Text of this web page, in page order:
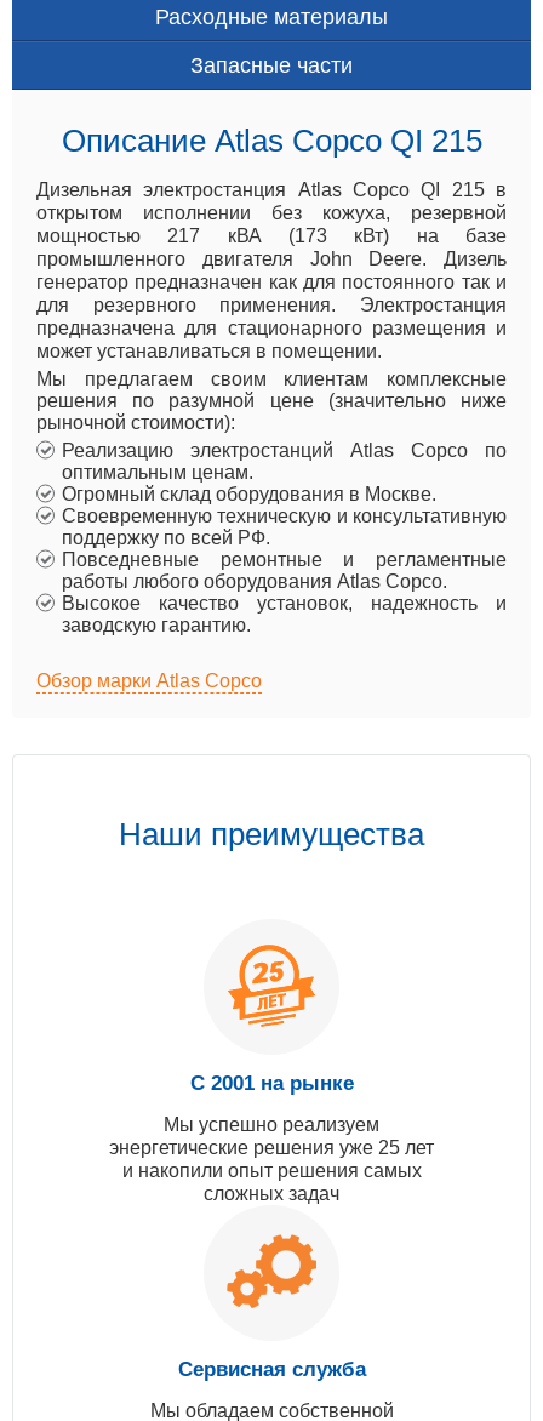
Расходные материалы
Запасные части
Описание Atlas Copco QI 215
Дизельная электростанция Atlas Copco QI 215 в
открытом исполнении без кожуха, резервной
мощностью 217 кВА (173 кВт) на базе
промышленного двигателя John Deere. Дизель
генератор предназначен как для постоянного так и
для резервного применения. Электростанция
предназначена для стационарного размещения и
может устанавливаться в помещении.
Мы предлагаем своим клиентам комплексные
решения по разумной цене (значительно ниже
рыночной стоимости):
Реализацию электростанций Atlas Copco по
оптимальным ценам.
Огромный склад оборудования в Москве.
Своевременную техническую и консультативную
поддержку по всей РФ.
Повседневные ремонтные и регламентные
работы любого оборудования Atlas Copco.
Высокое качество установок, надежность и
заводскую гарантию.
Обзор марки Atlas Copco
Наши преимущества
С 2001 на рынке
Мы успешно реализуем
энергетические решения уже 25 лет
и накопили опыт решения самых
сложных задач
Сервисная служба
Мы обладаем собственной